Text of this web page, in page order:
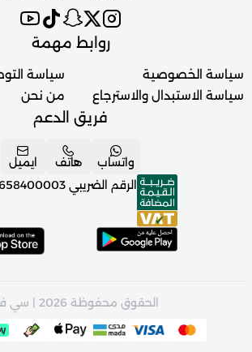
روابط مهمة
سياسة الخصوصية
سياسة الاستبدال والاسترجاع
سياسة
من نحن
فريق الدعم
واتساب هاتف
ايميل
الرقم الضريبي
الحقوق محفوظة 2026 | سي فالي